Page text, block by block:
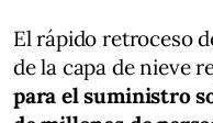
El rápido retroceso
de la capa de nieve
para el suministro